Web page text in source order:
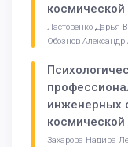
космической
Ластовенко Дарья
Обознов
инженерных
космической
Захарова Надира